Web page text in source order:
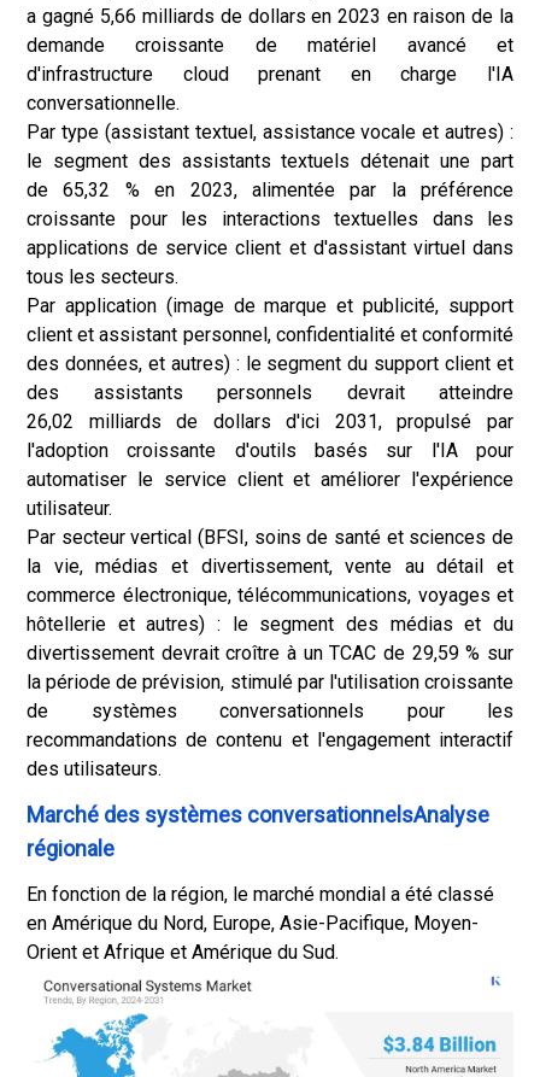
a gagné 5,66 milliards de dollars en 2023 en raison de la
demande croissante de matériel avancé et
d'infrastructure cloud prenant en charge l'IA
conversationnelle.
Par type (assistant textuel, assistance vocale et autres) :
le segment des assistants textuels détenait une part
de 65,32 % en 2023, alimentée par la préférence
croissante pour les interactions textuelles dans les
applications de service client et d'assistant virtuel dans
tous les secteurs.
Par application (image de marque et publicité, support
client et assistant personnel, confidentialité et conformité
des données, et autres) : le segment du support client et
des assistants personnels devrait atteindre
26,02 milliards de dollars d'ici 2031, propulsé par
l'adoption croissante d'outils basés sur l'IA pour
automatiser le service client et améliorer l'expérience
utilisateur.
Par secteur vertical (BFSI, soins de santé et sciences de
la vie, médias et divertissement, vente au détail et
commerce électronique, télécommunications, voyages et
hôtellerie et autres) : le segment des médias et du
divertissement devrait croître à un TCAC de 29,59 % sur
la période de prévision, stimulé par l'utilisation croissante
de systèmes conversationnels pour les
recommandations de contenu et l'engagement interactif
des utilisateurs.
Marché des systèmes conversationnelsAnalyse
régionale
En fonction de la région, le marché mondial a été classé
en Amérique du Nord, Europe, Asie-Pacifique, Moyen-
Orient et Afrique et Amérique du Sud.